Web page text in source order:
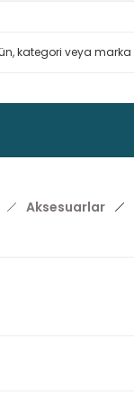
Aksesuarlar